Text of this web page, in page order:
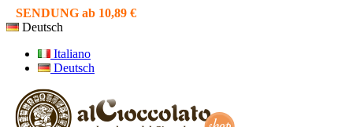
SENDUNG ab 10,89 €
Deutsch
Italiano
Deutsch